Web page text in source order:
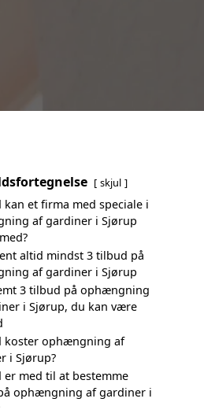
skjul
kan et firma med speciale i
af gardiner i Sjørup
altid mindst 3 tilbud på
af gardiner i Sjørup
3 tilbud på ophængning
i Sjørup, du kan være
koster ophængning af
i Sjørup?
er med til at bestemme
ophængning af gardiner i